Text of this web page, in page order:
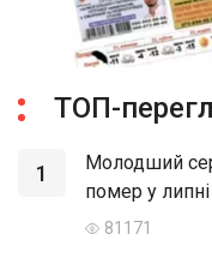
ТОП-
1
Молодший
помер у
81171